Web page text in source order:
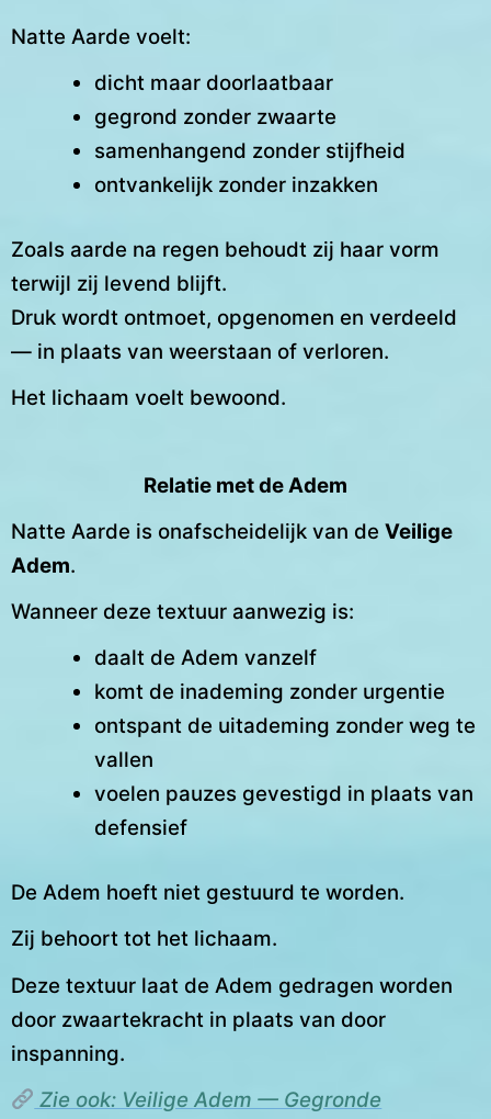
Natte Aarde voelt:
dicht maar doorlaatbaar
gegrond zonder zwaarte
samenhangend zonder stijfheid
ontvankelijk zonder inzakken
Zoals aarde na regen behoudt zij haar vorm
terwijl zij levend blijft.
Druk wordt ontmoet, opgenomen en verdeeld
— in plaats van weerstaan of verloren.
Het lichaam voelt bewoond.
Relatie met de Adem
Natte Aarde is onafscheidelijk van de Veilige
Adem.
Wanneer deze textuur aanwezig is:
daalt de Adem vanzelf
komt de inademing zonder urgentie
ontspant de uitademing zonder weg te
vallen
voelen pauzes gevestigd in plaats van
defensief
De Adem hoeft niet gestuurd te worden.
Zij behoort tot het lichaam.
Deze textuur laat de Adem gedragen worden
door zwaartekracht in plaats van door
inspanning.
Zie ook: Veilige Adem — Gegronde